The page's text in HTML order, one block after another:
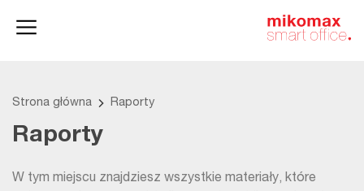
Strona główna Raporty
Raporty
W tym miejscu znajdziesz wszystkie materiały, które